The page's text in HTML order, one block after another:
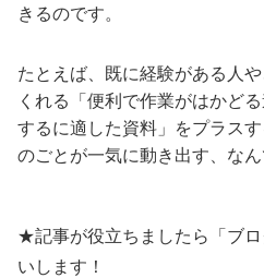
きるのです。
たとえば、既に経験がある人
くれる「便利で作業がはかど
するに適した資料」をプラス
のごとが一気に動き出す、なん
★記事が役立ちましたら「ブ
いします！